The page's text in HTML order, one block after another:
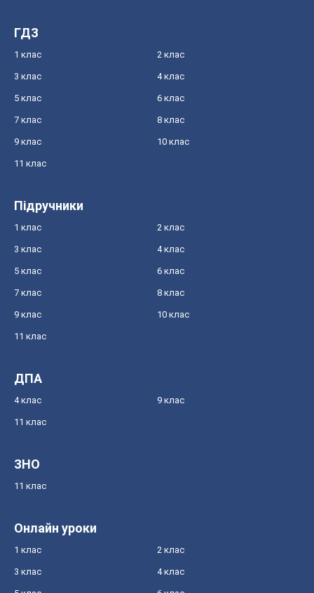
ГДЗ
1 клас 2 клас
3 клас 4 клас
5 клас 6 клас
7 клас 8 клас
9 клас 10 клас
11 клас
Підручники
1 клас 2 клас
3 клас 4 клас
5 клас 6 клас
7 клас 8 клас
9 клас 10 клас
11 клас
ДПА
4 клас 9 клас
11 клас
ЗНО
11 клас
Онлайн уроки
1 клас 2 клас
3 клас 4 клас